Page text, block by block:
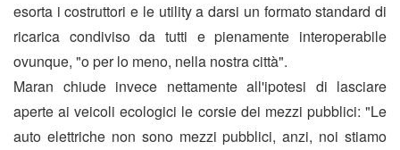
esorta i costruttori e le utility a darsi un formato standard di
ricarica condiviso da tutti e pienamente interoperabile
ovunque, "o per lo meno, nella nostra città".
Maran chiude invece nettamente all'ipotesi di lasciare
aperte ai veicoli ecologici le corsie dei mezzi pubblici: "Le
auto elettriche non sono mezzi pubblici, anzi, noi stiamo